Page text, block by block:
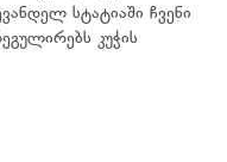
სტატიაში ჩვენი
კუჭის